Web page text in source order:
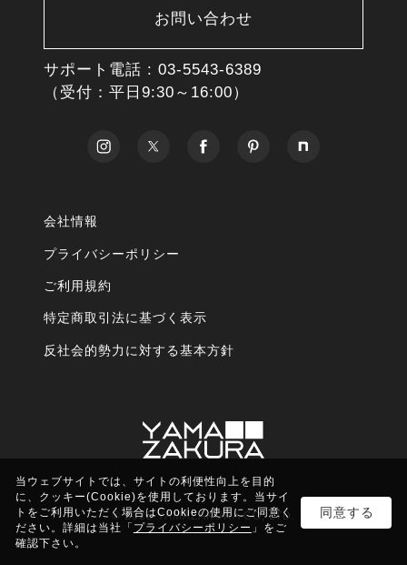
お問い合わせ
サポート電話 : 03-5543-6389
（受付：平日9:30～16:00）
会社情報
プライバシーポリシー
ご利用規約
特定商取引法に基づく表示
反社会的勢力に対する基本方針
© 2025 YAMAZAKURA CO, LTD.
当ウェブサイトでは、サイトの利便性向上を目的
に、クッキー(Cookie)を使用しております。当サイ
トをご利用いただく場合はCookieの使用にご同意く
ださい。詳細は当社「 プライバシーポリシー 」をご
確認下さい。
同意する